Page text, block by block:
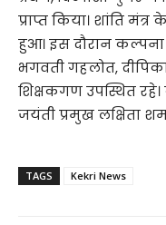
प्राप्त किया। शांति
हुआ। इस दौरान कल्पना
भगवती गहलोत,
शिक्षकगण उपस्थित
जयंती प्रमुख लक्षिता
TAGS Kekri News